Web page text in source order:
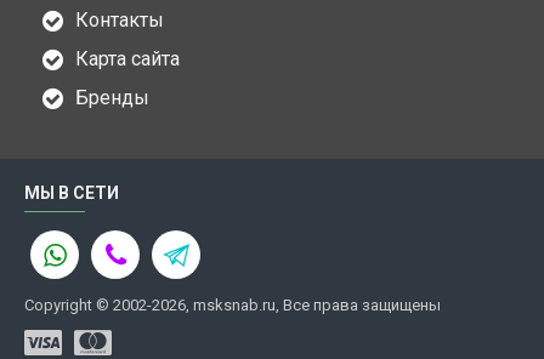
Контакты
Карта сайта
Бренды
МЫ В СЕТИ
Copyright © 2002-2026, msksnab.ru, Все права защищены